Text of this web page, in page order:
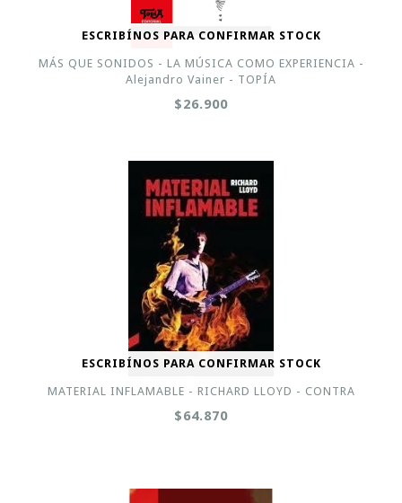
ESCRIBÍNOS PARA CONFIRMAR STOCK
MÁS QUE SONIDOS - LA MÚSICA COMO EXPERIENCIA -
Alejandro Vainer - TOPÍA
$26.900
ESCRIBÍNOS PARA CONFIRMAR STOCK
MATERIAL INFLAMABLE - RICHARD LLOYD - CONTRA
$64.870